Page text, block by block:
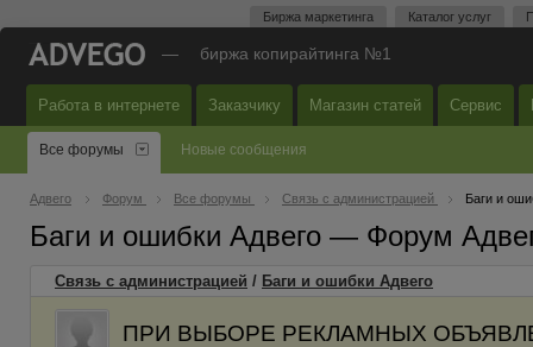
Биржа маркетинга Каталог услуг
— биржа копирайтинга №1
Работа в интернете Заказчику Магазин статей Сервис
Все форумы Новые сообщения
Адвего Форум Все форумы Связь с администрацией Баги и
Баги и ошибки Адвего — Форум
Связь с администрацией / Баги и ошибки Адвего
ПРИ ВЫБОРЕ РЕКЛАМНЫХ